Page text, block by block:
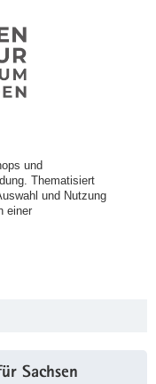
und
Thematisiert
und Nutzung
einer
Sachsen